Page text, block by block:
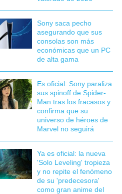
Sony saca pecho
asegurando que sus
consolas son más
económicas que un PC
de alta gama
Es oficial: Sony paraliza
sus spinoff de Spider-
Man tras los fracasos y
confirma que su
universo de héroes de
Marvel no seguirá
Ya es oficial: la nueva
'Solo Leveling' tropieza
y no repite el fenómeno
de su 'predecesora'
como gran anime del